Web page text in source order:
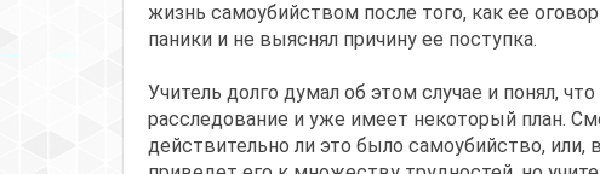
жизнь самоубийством после того, как ее
паники и не выяснял причину ее поступка.
Учитель долго думал об этом случае и понял,
расследование и уже имеет некоторый план.
действительно ли это было самоубийство, или,